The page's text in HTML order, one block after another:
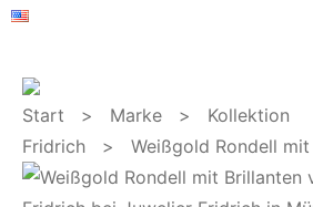
Start > Marke > Kollektion
Fridrich > Weißgold Rondell mit